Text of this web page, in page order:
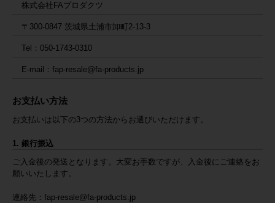
株式会社FAプロダクツ
〒300-0847 茨城県土浦市卸町2-13-3
Tel：050-1743-0310
E-mail：fap-resale@fa-products.jp
お支払い方法
お支払いは以下の3つの方法からお選びいただけます。
1. 銀行振込
ご入金後の発送となります。大変お手数ですが、入金後にご連絡をお
願いいたします。
連絡先： fap-resale@fa-products.jp